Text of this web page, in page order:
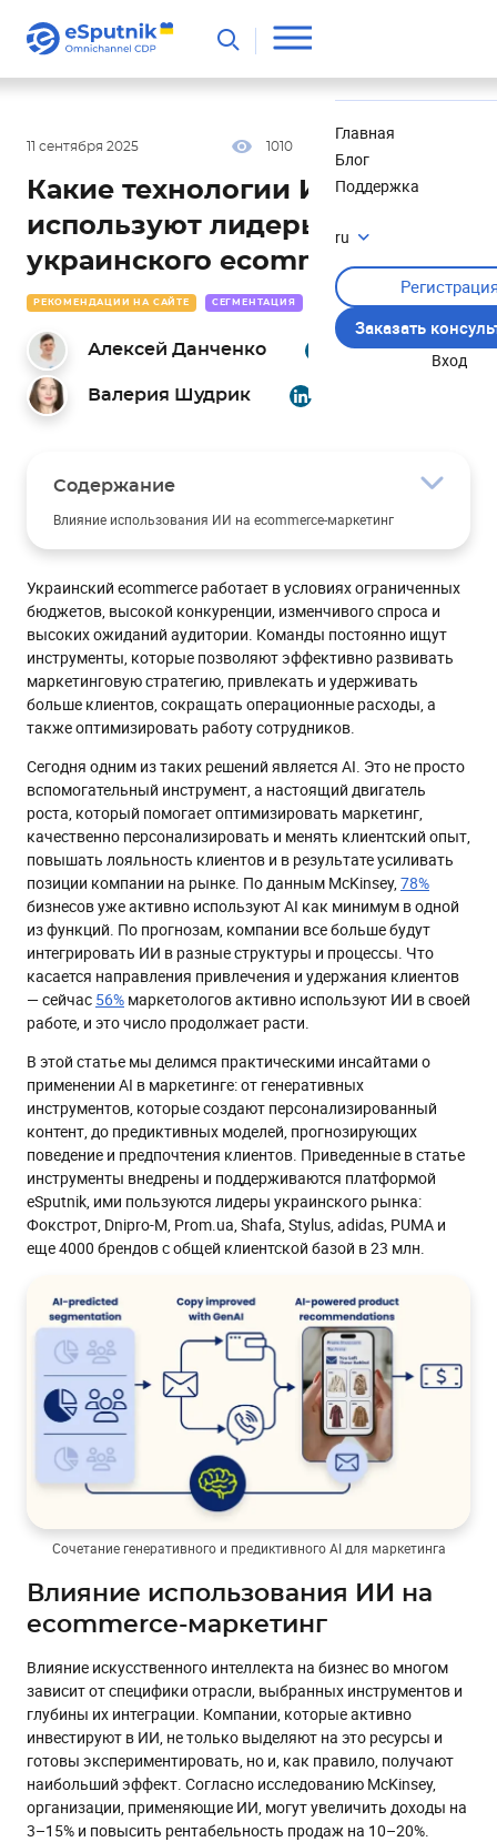
Главная
Блог
Поддержка
ru
Заказать
Вход
11 сентября 2025 1010
РЕКОМЕНДАЦИИ НА САЙТЕ СЕГМЕНТАЦИЯ
Какие технологии ИИ
используют лидеры
украинского ecommerce
Алексей Данченко
Валерия Шудрик
Содержание
Влияние использования ИИ на ecommerce-маркетинг
Генеративный ИИ: создание контента и автоматизация
Предиктивный ИИ: прогнозирование будущих действий
клиентов и их покупок
1. Персональные товарные рекомендации: ИИ знает, что
купят ваши клиенты
Новый уровень персонализации: трансформеры и
большие языковые модели (LLM)
ИИ — как категорийный менеджер для товарных
2. Предиктивная сегментация: ИИ знает, кто скоро
совершит покупку
Агентный AI и как он повлияет на маркетинг
Выводы
Украинский ecommerce работает в условиях ограниченных
бюджетов, высокой конкуренции, изменчивого спроса и
высоких ожиданий аудитории. Команды постоянно ищут
инструменты, которые позволяют эффективно развивать
маркетинговую стратегию, привлекать и удерживать
больше клиентов, сокращать операционные расходы, а
также оптимизировать работу сотрудников.
Сегодня одним из таких решений является AI. Это не просто
вспомогательный инструмент, а настоящий двигатель
роста, который помогает оптимизировать маркетинг,
качественно персонализировать и менять клиентский опыт,
повышать лояльность клиентов и в результате усиливать
позиции компании на рынке. По данным McKinsey,78%
бизнесов уже активно используют AI как минимум в одной
из функций. По прогнозам, компании все больше будут
интегрировать ИИ в разные структуры и процессы. Что
касается направления привлечения и удержания клиентов
— сейчас 56% маркетологов активно используют ИИ в своей
работе, и это число продолжает расти.
В этой статье мы делимся практическими инсайтами о
применении AI в маркетинге: от генеративных
инструментов, которые создают персонализированный
контент, до предиктивных моделей, прогнозирующих
поведение и предпочтения клиентов. Приведенные в статье
инструменты внедрены и поддерживаются платформой
eSputnik, ими пользуются лидеры украинского рынка:
Фокстрот, Dnipro-M, Prom.ua, Shafa, Stylus, adidas, PUMA и
еще 4000 брендов с общей клиентской базой в 23 млн.
Сочетание генеративного и предиктивного AI для маркетинга
Влияние использования ИИ на
ecommerce-маркетинг
Влияние искусственного интеллекта на бизнес во многом
зависит от специфики отрасли, выбранных инструментов и
глубины их интеграции. Компании, которые активно
инвестируют в ИИ, не только выделяют на это ресурсы и
готовы экспериментировать, но и, как правило, получают
наибольший эффект. Согласно исследованию McKinsey,
организации, применяющие ИИ, могут увеличить доходы на
3–15% и повысить рентабельность продаж на 10–20%.